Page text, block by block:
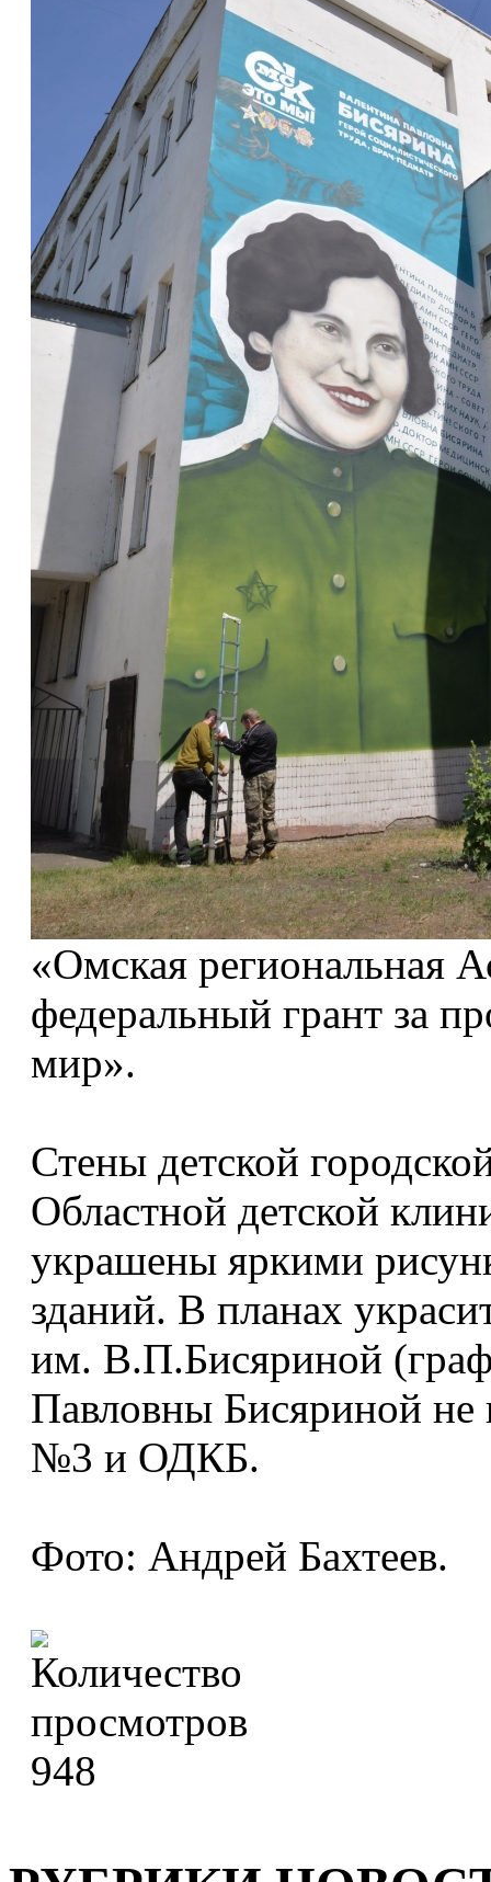
«Омская региональная
федеральный грант за
мир».
Стены детской
Областной детской
украшены яркими
зданий. В планах
им. В.П.Бисяриной
Павловны Бисяриной
№3 и ОДКБ.
Фото: Андрей Бахтеев.
948